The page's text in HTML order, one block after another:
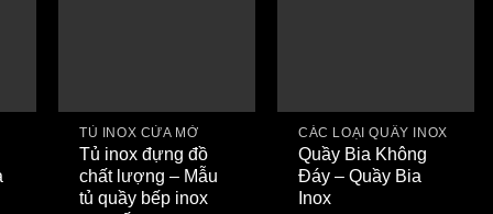
TỦ INOX CỬA MỞ
Tủ inox đựng đồ
chất lượng – Mẫu
tủ quầy bếp inox
CÁC LOẠI QUẦY INOX
Quầy Bia Không
Đáy – Quầy Bia
Inox